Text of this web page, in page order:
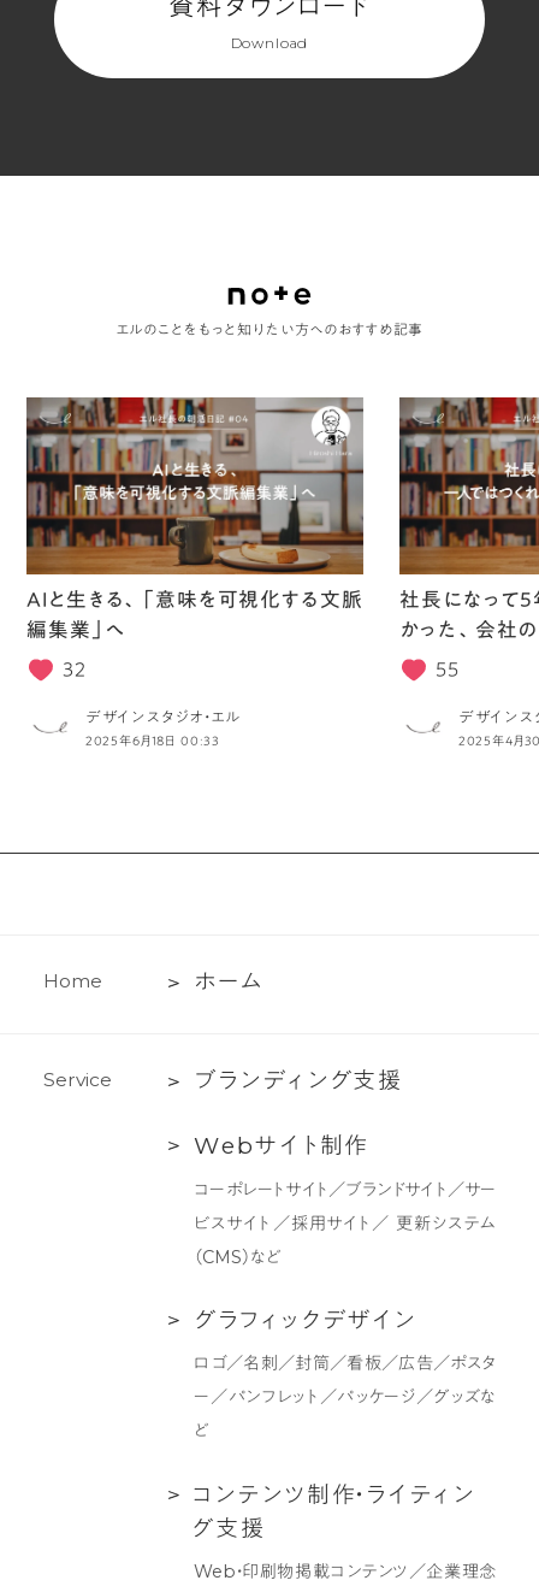
資料ダウンロード
Download
エルのことをもっと知りたい方へのおすすめ記事
AIと生きる、「意味を可視化する文脈
編集業」へ
32
デザインスタジオ・エル
2025年6月18日 00:33
社長になって5
かった、会社
55
デザインス
2025年4月
Home
ホ
ホーム
Service
ブ
ン
支
ブラ ン ディ ン グ支援
Web
作
Webサ イ ト 制 作
コーポレートサイト／ブランドサイト／サー
ビスサイト／採用サイト／ 更新システム
（CMS）など
グ
ク
グラフ ィ ッ ク デザイ ン
ロゴ／名刺／封筒／看板／広告／ポスタ
ー／パンフレット／パッケージ／グッズな
ど
コ コ ン テ ン ツ制作・ ラ イ ティ ン
グ支援
Web・印刷物掲載コンテンツ／企業理念